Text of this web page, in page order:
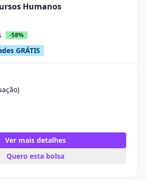
Humanos
-58%
GRÁTIS
Ver mais detalhes
Quero esta bolsa